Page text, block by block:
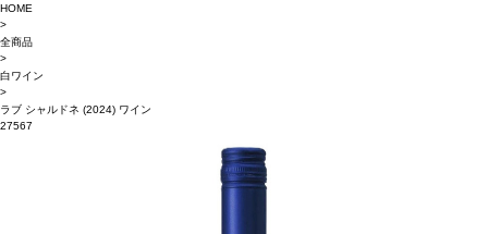
HOME
>
全商品
>
白ワイン
>
ラブ シャルドネ (2024) ワイン
27567